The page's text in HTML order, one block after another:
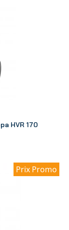
HVR 170
Prix Promo